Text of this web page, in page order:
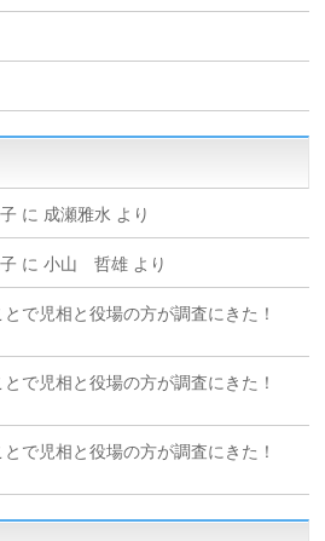
に 成瀬雅水 より
に小山 哲雄 より
で児相と役場の方が調査にきた！
で児相と役場の方が調査にきた！
で児相と役場の方が調査にきた！